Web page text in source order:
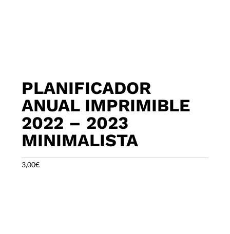
PLANIFICADOR
ANUAL IMPRIMIBLE
2022 – 2023
MINIMALISTA
3,00€